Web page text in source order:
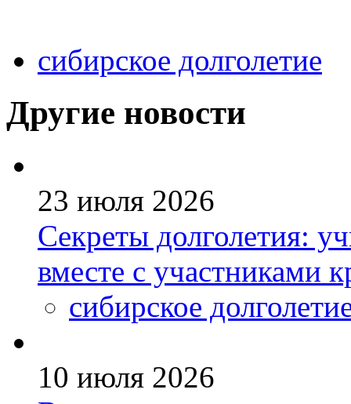
сибирское долголетие
Другие новости
23 июля 2026
Секреты долголетия:
вместе с участниками
сибирское
10 июля 2026